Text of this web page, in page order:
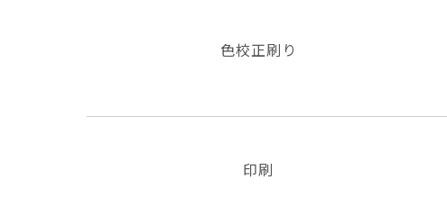
色校正刷り
印刷